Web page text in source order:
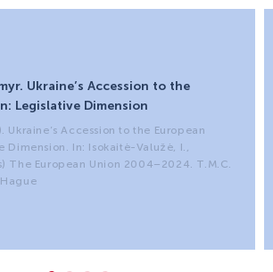
Ukraine’s Accession to the
Legislative Dimension
Ukraine’s Accession to the European
Dimension. In: Isokaitė-Valužė, I.,
The European Union 2004–2024. T.M.C.